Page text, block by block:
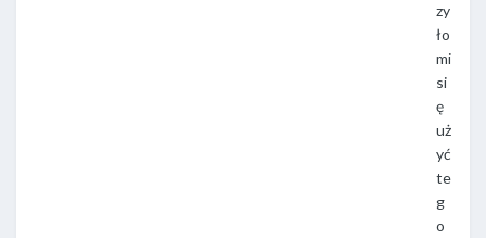
zy
ło
mi
si
ę
uż
yć
te
g
o